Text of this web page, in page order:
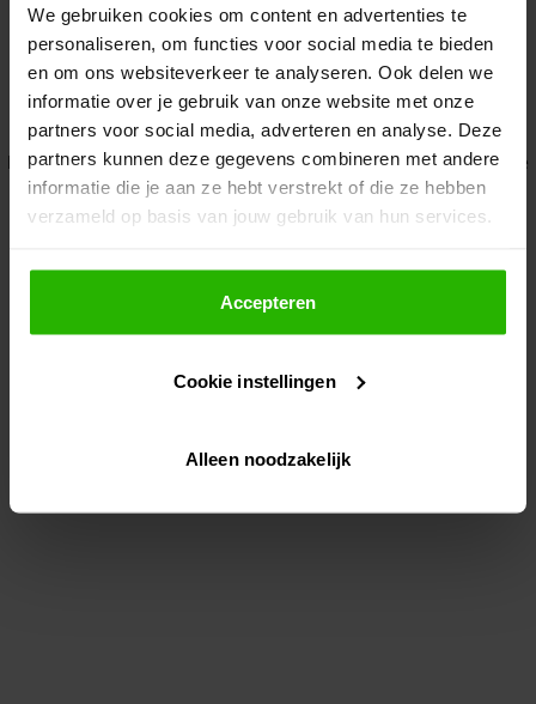
We gebruiken cookies om content en advertenties te
personaliseren, om functies voor social media te bieden
en om ons websiteverkeer te analyseren. Ook delen we
informatie over je gebruik van onze website met onze
partners voor social media, adverteren en analyse. Deze
partners kunnen deze gegevens combineren met andere
informatie die je aan ze hebt verstrekt of die ze hebben
verzameld op basis van jouw gebruik van hun services.
Als je op "Accepteer" klikt, dan geef je Voordeeluitjes.nl
toestemming om cookies voor social media en
gepersonaliseerde advertenties te plaatsen.
Lees hier meer over in onsprivacybeleid
Via "Cookie instellingen" kun je ook zelf instellen welke
Accepteren
Cookie instellingen
Alleen noodzakelijk
Application error: a client-side exception has occurred while
loadingwww.voordeeluitjes.nl (see the browser console for more
information).